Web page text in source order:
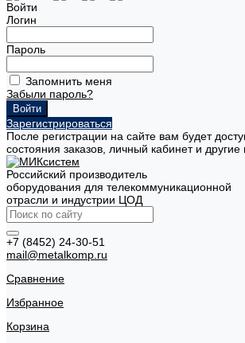
Войти
Логин
Пароль
Запомнить меня
Забыли пароль?
Зарегистрироваться
После регистрации на сайте вам будет
состояния заказов, личный кабинет и
Российский производитель
оборудования для телекоммуникационной
отрасли и индустрии ЦОД
+7 (8452) 24-30-51
mail@metalkomp.ru
Сравнение
Избранное
Корзина